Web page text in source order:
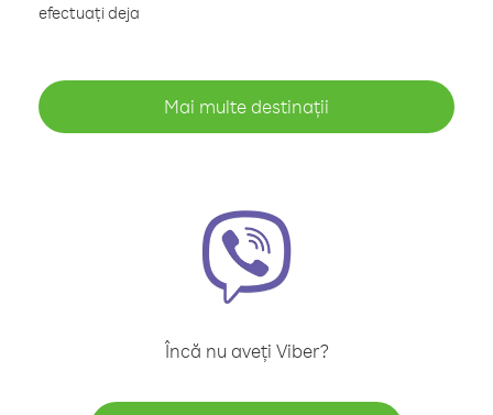
efectuați deja
Mai multe destinații
Încă nu aveți Viber?